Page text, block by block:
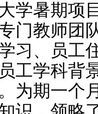
学暑期项
门教师团
习、员工
工学科背
为期一个